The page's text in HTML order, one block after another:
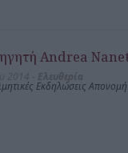
Andrea
Εκδηλώσεις